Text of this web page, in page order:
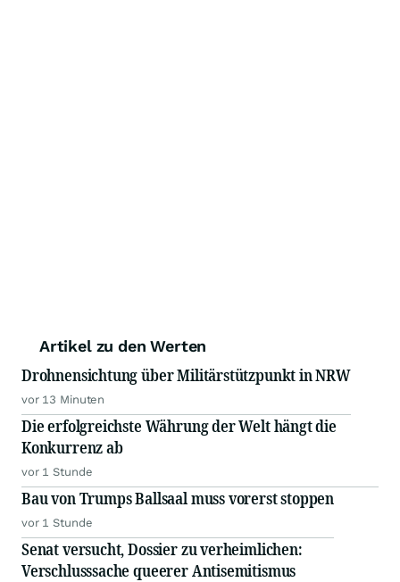
Artikel zu den Werten
Drohnensichtung über Militärstützpunkt in NRW
vor 13 Minuten
Die erfolgreichste Währung der Welt hängt die
Konkurrenz ab
vor 1 Stunde
Bau von Trumps Ballsaal muss vorerst stoppen
vor 1 Stunde
Senat versucht, Dossier zu verheimlichen:
Verschlusssache queerer Antisemitismus